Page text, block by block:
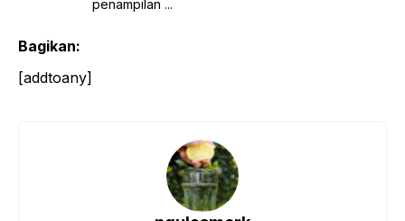
penampilan ...
Bagikan:
[addtoany]